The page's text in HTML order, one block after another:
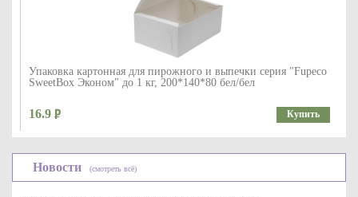
Упаковка картонная для пирожного и выпечки серия "Fupeco
SweetBox Эконом" до 1 кг, 200*140*80 бел/бел
16.9 Купить
Новости (смотреть всё)